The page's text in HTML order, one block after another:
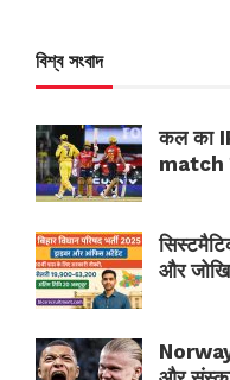
বিশ্ব সংবাদ
कल का
match
और